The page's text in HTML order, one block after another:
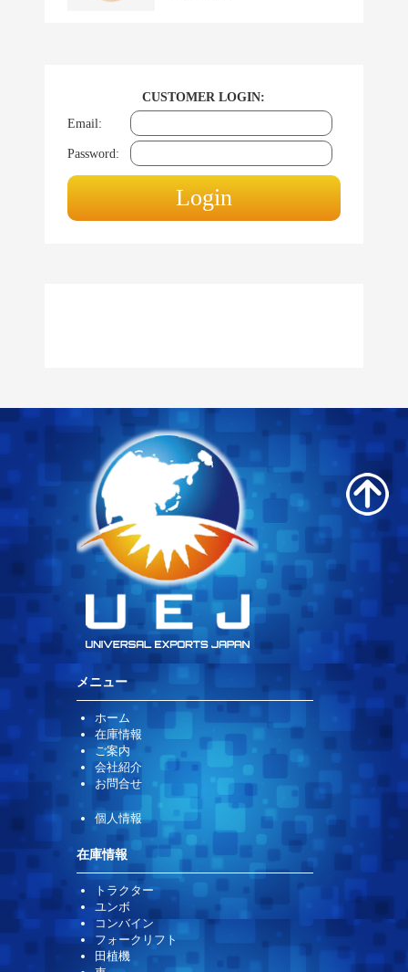
CUSTOMER LOGIN:
Email:
Password:
メニュー
ホーム
在庫情報
ご案内
会社紹介
お問合せ
個人情報
在庫情報
トラクター
ユンボ
コンバイン
フォークリフト
田植機